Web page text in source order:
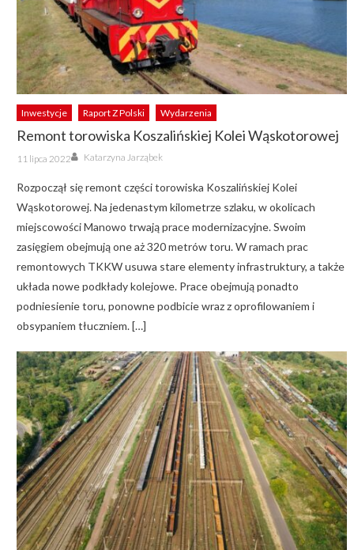
Inwestycje Raport Z Polski Wydarzenia
Remont torowiska Koszalińskiej Kolei Wąskotorowej
Posted
on
11 lipca 2022 Author
Katarzyna Jarząbek
Rozpoczął się remont części torowiska Koszalińskiej Kolei
Wąskotorowej. Na jedenastym kilometrze szlaku, w okolicach
miejscowości Manowo trwają prace modernizacyjne. Swoim
zasięgiem obejmują one aż 320 metrów toru. W ramach prac
remontowych TKKW usuwa stare elementy infrastruktury, a także
układa nowe podkłady kolejowe. Prace obejmują ponadto
podniesienie toru, ponowne podbicie wraz z oprofilowaniem i
obsypaniem tłuczniem. […]